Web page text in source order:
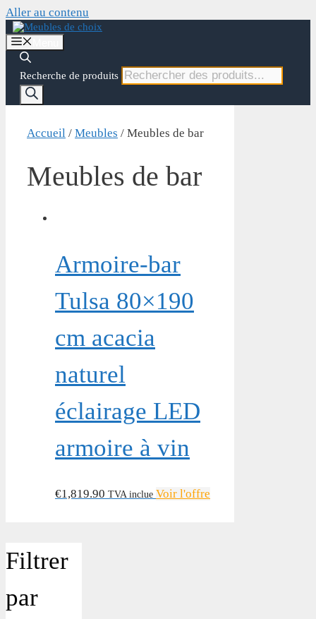
Aller au contenu
Recherche de produits
Accueil / Meubles / Meubles de bar
Meubles de bar
Armoire-bar
Tulsa 80×190
cm acacia
naturel
éclairage LED
armoire à vin
€1,819.90 TVA inclue Voir l'offre
Filtrer
par